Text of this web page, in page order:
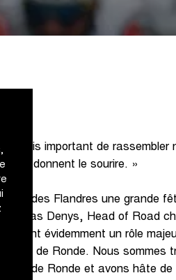
jamais important de rassembler
leur donnent le sourire. »
des Flandres une grande
Nicolas Denys, Head of Road
ont évidemment un rôle
van de Ronde. Nous sommes
van de Ronde et avons hâte de